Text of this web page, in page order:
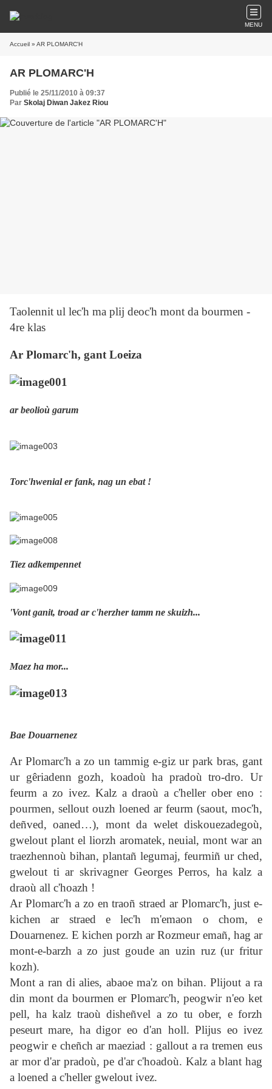
MENU
Accueil » AR PLOMARC'H
AR PLOMARC'H
Publié le 25/11/2010 à 09:37
Par Skolaj Diwan Jakez Riou
Taolennit ul lec'h ma plij deoc'h mont da bourmen -
4re klas
Ar Plomarc'h, gant Loeiza
ar beolioù garum
Torc'hwenial er fank, nag un ebat !
Tiez adkempennet
'Vont ganit, troad ar c'herzher tamm ne skuizh...
Maez ha mor...
Bae Douarnenez
Ar Plomarc'h a zo un tammig e-giz ur park bras, gant
ur gêriadenn gozh, koadoù ha pradoù tro-dro. Ur
feurm a zo ivez. Kalz a draoù a c'heller ober eno :
pourmen, sellout ouzh loened ar feurm (saout, moc'h,
deñved, oaned…), mont da welet diskouezadegoù,
gwelout plant el liorzh aromatek, neuial, mont war an
traezhennoù bihan, plantañ legumaj, feurmiñ ur ched,
gwelout ti ar skrivagner Georges Perros, ha kalz a
draoù all c'hoazh !
Ar Plomarc'h a zo en traoñ straed ar Plomarc'h, just e-
kichen ar straed e lec'h m'emaon o chom, e
Douarnenez. E kichen porzh ar Rozmeur emañ, hag ar
mont-e-barzh a zo just goude an uzin ruz (ur fritur
kozh).
Mont a ran di alies, abaoe ma'z on bihan. Plijout a ra
din mont da bourmen er Plomarc'h, peogwir n'eo ket
pell, ha kalz traoù disheñvel a zo tu ober, e forzh
peseurt mare, ha digor eo d'an holl. Plijus eo ivez
peogwir e cheñch ar maeziad : gallout a ra tremen eus
ar mor d'ar pradoù, pe d'ar c'hoadoù. Kalz a blant hag
a loened a c'heller gwelout ivez.